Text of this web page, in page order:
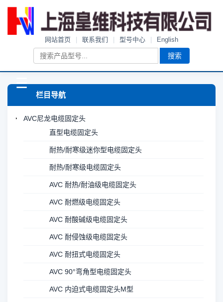
网站首页 联系我们 型号中心 English
搜索
☰
栏目导航
AVC尼龙电缆固定头
直型电缆固定头
耐热/耐寒级迷你型电缆固定头
耐热/耐寒级电缆固定头
AVC 耐热/耐油级电缆固定头
AVC 耐燃级电缆固定头
AVC 耐酸碱级电缆固定头
AVC 耐侵蚀级电缆固定头
AVC 耐扭式电缆固定头
AVC 90°弯角型电缆固定头
AVC 内迫式电缆固定头M型